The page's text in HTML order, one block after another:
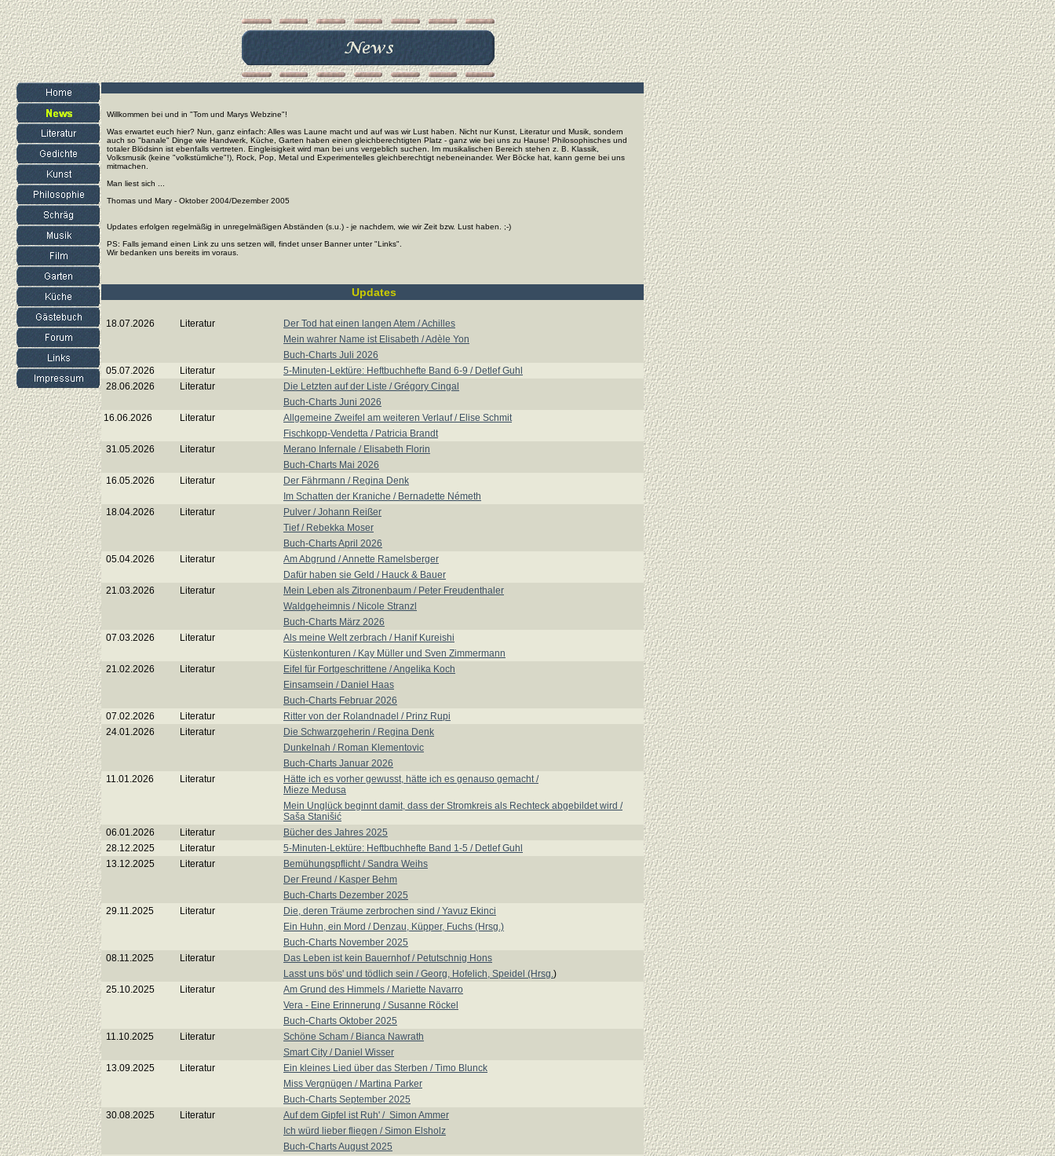
Willkommen bei und in "Tom und Marys Webzine"!
Was erwartet euch hier? Nun, ganz einfach: Alles was Laune macht und auf was wir Lust haben. Nicht nur Kunst, Literatur und Musik, sondern
auch so "banale" Dinge wie Handwerk, Küche, Garten haben einen gleichberechtigten Platz - ganz wie bei uns zu Hause! Philosophisches und
totaler Blödsinn ist ebenfalls vertreten. Eingleisigkeit wird man bei uns vergeblich suchen. Im musikalischen Bereich stehen z. B. Klassik,
Volksmusik (keine "volkstümliche"!), Rock, Pop, Metal und Experimentelles gleichberechtigt nebeneinander. Wer Böcke hat, kann gerne bei uns
mitmachen.
Man liest sich ...
Thomas und Mary - Oktober 2004/Dezember 2005
Updates erfolgen regelmäßig in unregelmäßigen Abständen (s.u.) - je nachdem, wie wir Zeit bzw. Lust haben. ;-)
PS: Falls jemand einen Link zu uns setzen will, findet unser Banner unter "Links".
Wir bedanken uns bereits im voraus.
Updates
18.07.2026 Literatur
Der Tod hat einen langen Atem / Achilles
Mein wahrer Name ist Elisabeth / Adèle Yon
Buch-Charts Juli 2026
05.07.2026
Literatur
5-Minuten-Lektüre: Heftbuchhefte Band 6-9 / Detlef Guhl
28.06.2026
Literatur
Die Letzten auf der Liste / Grégory Cingal
Buch-Charts Juni 2026
16.06.2026
Literatur
Allgemeine Zweifel am weiteren Verlauf / Elise Schmit
Fischkopp-Vendetta / Patricia Brandt
31.05.2026
Literatur
Merano Infernale / Elisabeth Florin
Buch-Charts Mai 2026
16.05.2026
Literatur
Der Fährmann / Regina Denk
Im Schatten der Kraniche / Bernadette Németh
18.04.2026
Literatur
Pulver / Johann Reißer
Tief / Rebekka Moser
Buch-Charts April 2026
05.04.2026
Literatur
Am Abgrund / Annette Ramelsberger
Dafür haben sie Geld / Hauck & Bauer
21.03.2026
Literatur
Mein Leben als Zitronenbaum / Peter Freudenthaler
Waldgeheimnis / Nicole Stranzl
Buch-Charts März 2026
07.03.2026
Literatur
Als meine Welt zerbrach / Hanif Kureishi
Küstenkonturen / Kay Müller und Sven Zimmermann
21.02.2026
Literatur
Eifel für Fortgeschrittene / Angelika Koch
Einsamsein / Daniel Haas
Buch-Charts Februar 2026
07.02.2026
Literatur
Ritter von der Rolandnadel / Prinz Rupi
24.01.2026
Literatur
Die Schwarzgeherin / Regina Denk
Dunkelnah / Roman Klementovic
Buch-Charts Januar 2026
11.01.2026
Literatur
Hätte ich es vorher gewusst, hätte ich es genauso gemacht /
Mieze Medusa
Mein Unglück beginnt damit, dass der Stromkreis als Rechteck abgebildet wird /
Saša Stanišić
06.01.2026
Literatur
Bücher des Jahres 2025
28.12.2025
Literatur
5-Minuten-Lektüre: Heftbuchhefte Band 1-5 / Detlef Guhl
13.12.2025
Literatur
Bemühungspflicht / Sandra Weihs
Der Freund / Kasper Behm
Buch-Charts Dezember 2025
29.11.2025
Literatur
Die, deren Träume zerbrochen sind / Yavuz Ekinci
Ein Huhn, ein Mord / Denzau, Küpper, Fuchs (Hrsg.)
Buch-Charts November 2025
08.11.2025
Literatur
Das Leben ist kein Bauernhof / Petutschnig Hons
Lasst uns bös' und tödlich sein / Georg, Hofelich, Speidel (Hrsg.)
25.10.2025
Literatur
Am Grund des Himmels / Mariette Navarro
Vera - Eine Erinnerung / Susanne Röckel
Buch-Charts Oktober 2025
11.10.2025
Literatur
Schöne Scham / Bianca Nawrath
Smart City / Daniel Wisser
13.09.2025
Literatur
Ein kleines Lied über das Sterben / Timo Blunck
Miss Vergnügen / Martina Parker
Buch-Charts September 2025
30.08.2025
Literatur
Auf dem Gipfel ist Ruh' / Simon Ammer
Ich würd lieber fliegen / Simon Elsholz
Buch-Charts August 2025